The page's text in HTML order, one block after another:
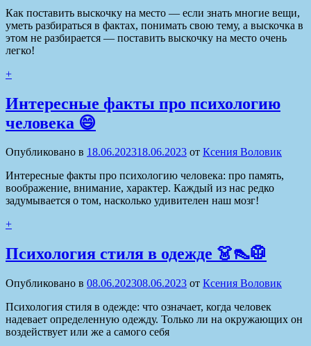
Как поставить выскочку на место — если знать многие вещи,
уметь разбираться в фактах, понимать свою тему, а выскочка в
этом не разбирается — поставить выскочку на место очень
легко!
+
Интересные факты про психологию
человека 😄
Опубликовано в 18.06.202318.06.2023 от Ксения Воловик
Интересные факты про психологию человека: про память,
воображение, внимание, характер. Каждый из нас редко
задумывается о том, насколько удивителен наш мозг!
+
Психология стиля в одежде 👗👠🥼
Опубликовано в 08.06.202308.06.2023 от Ксения Воловик
Психология стиля в одежде: что означает, когда человек
надевает определенную одежду. Только ли на окружающих он
воздействует или же а самого себя